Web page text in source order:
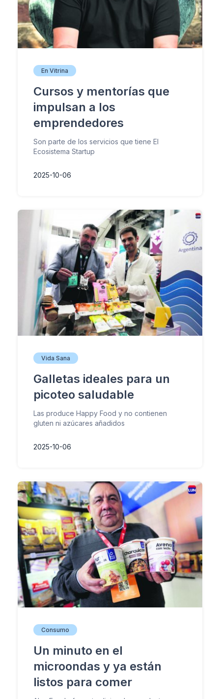
En Vitrina
Cursos y mentorías que
impulsan a los
emprendedores
Son parte de los servicios que tiene El
Ecosistema Startup
2025-10-06
Vida Sana
Galletas ideales para un
picoteo saludable
Las produce Happy Food y no contienen
gluten ni azúcares añadidos
2025-10-06
Consumo
Un minuto en el
microondas y ya están
listos para comer